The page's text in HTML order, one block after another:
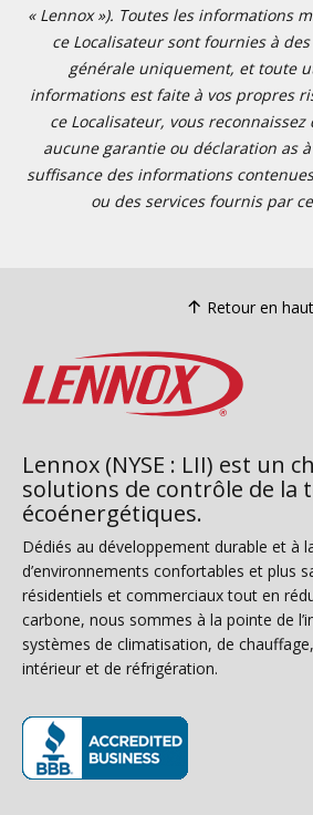
« Lennox »). Toutes les informations
ce Localisateur sont fournies à
générale uniquement, et toute
informations est faite à vos propres
ce Localisateur, vous reconnaissez
aucune garantie ou déclaration as
suffisance des informations
ou des services fournis par
Retour en haut
Lennox (NYSE : LII) est un
solutions de contrôle de la
écoénergétiques.
Dédiés au développement durable et à
d’environnements confortables et plus
résidentiels et commerciaux tout en
carbone, nous sommes à la pointe de
systèmes de climatisation, de
intérieur et de réfrigération.